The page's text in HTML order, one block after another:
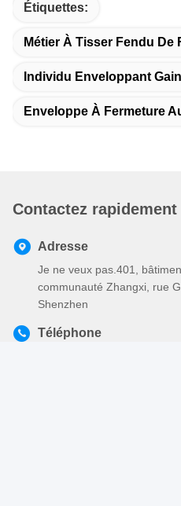
Étiquettes:
Métier À Tisser Fendu De
Individu Enveloppant
Enveloppe À Fermeture
Contactez rapidement
Adresse
Je ne veux pas.401,
communauté Zhangxi, rue
Shenzhen
Téléphone